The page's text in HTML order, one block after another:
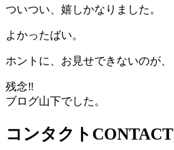
ついつい、嬉しかなりました。
よかったばい。
ホントに、お見せできないのが、
残念‼️
ブログ山下でした。
コンタクト CONTACT